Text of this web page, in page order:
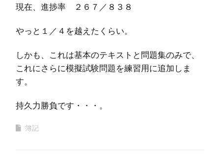
現在、進捗率 ２６７／８３８
やっと１／４を越えたくらい。
しかも、これは基本のテキストと問題集のみで、
これにさらに模擬試験問題を練習用に追加しま
す。
持久力勝負です・・・。
簿記